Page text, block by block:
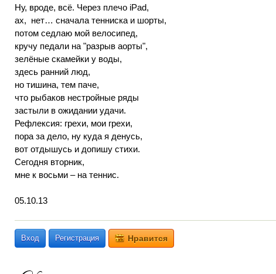
Ну, вроде, всё. Через плечо iPad,
ах, нет… сначала тенниска и шорты,
потом седлаю мой велосипед,
кручу педали на "разрыв аорты",
зелёные скамейки у воды,
здесь ранний люд,
но тишина, тем паче,
что рыбаков нестройные ряды
застыли в ожидании удачи.
Рефлексия: грехи, мои грехи,
пора за дело, ну куда я денусь,
вот отдышусь и допишу стихи.
Сегодня вторник,
мне к восьми – на теннис.
05.10.13
Вход Регистрация Нравится